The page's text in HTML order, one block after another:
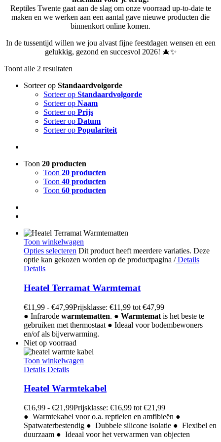
Reptiles Twente gaat aan de slag om onze voorraad up-to-date te
maken en we werken aan een aantal gave nieuwe producten die
binnenkort online komen.
In de tussentijd willen we jou alvast fijne feestdagen wensen en een
gelukkig, gezond en succesvol 2026! 🎄✨
Toont alle 2 resultaten
Sorteer op Standaardvolgorde
Sorteer op Standaardvolgorde
Sorteer op Naam
Sorteer op Prijs
Sorteer op Datum
Sorteer op Populariteit
Toon 20 producten
Toon 20 producten
Toon 40 producten
Toon 60 producten
Toon winkelwagen
Opties selecteren Dit product heeft meerdere variaties. Deze
optie kan gekozen worden op de productpagina /Details
Details
Heatel Terramat Warmtemat
€11,99 - €47,99Prijsklasse: €11,99 tot €47,99
● Infrarode warmtematten. ● Warmtemat is het beste te
gebruiken met thermostaat ● Ideaal voor bodembewoners
en/of als bijverwarming.
Niet op voorraad
Toon winkelwagen
Details Details
Heatel Warmtekabel
€16,99 - €21,99Prijsklasse: €16,99 tot €21,99
● Warmtekabel voor o.a. reptielen en amfibieën ●
Spatwaterbestendig ● Dubbele silicone isolatie ● Flexibel en
duurzaam ● Ideaal voor het verwarmen van objecten